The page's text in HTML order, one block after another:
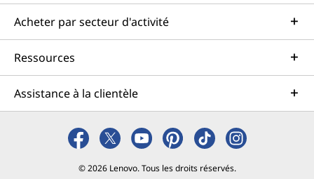
Acheter par secteur d'activité
Ressources
Assistance à la clientèle
© 2026 Lenovo. Tous les droits réservés.